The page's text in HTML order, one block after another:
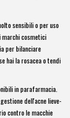
sensibili o per uso
marchi cosmetici
per bilanciare
hai la rosacea o tendi
in parafarmacia.
dell'acne lieve-
contro le macchie